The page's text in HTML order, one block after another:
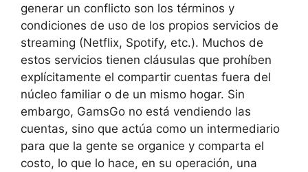
generar un conflicto son los términos y
condiciones de uso de los propios servicios de
streaming (Netflix, Spotify, etc.). Muchos de
estos servicios tienen cláusulas que prohíben
explícitamente el compartir cuentas fuera del
núcleo familiar o de un mismo hogar. Sin
embargo, GamsGo no está vendiendo las
cuentas, sino que actúa como un intermediario
para que la gente se organice y comparta el
costo, lo que lo hace, en su operación, una